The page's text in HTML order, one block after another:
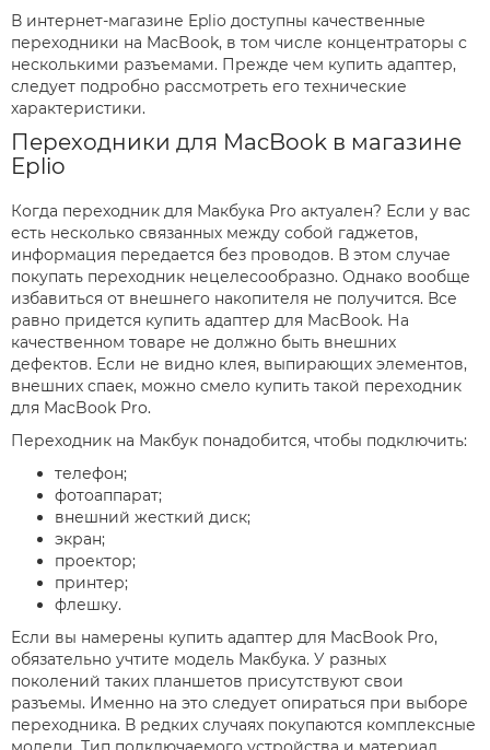
В интернет-магазине Eplio доступны качественные
переходники на MacBook, в том числе концентраторы с
несколькими разъемами. Прежде чем купить адаптер,
следует подробно рассмотреть его технические
характеристики.
Переходники для MacBook в магазине
Eplio
Когда переходник для Макбука Pro актуален? Если у вас
есть несколько связанных между собой гаджетов,
информация передается без проводов. В этом случае
покупать переходник нецелесообразно. Однако вообще
избавиться от внешнего накопителя не получится. Все
равно придется купить адаптер для MacBook. На
качественном товаре не должно быть внешних
дефектов. Если не видно клея, выпирающих элементов,
внешних спаек, можно смело купить такой переходник
для MacBook Pro.
Переходник на Макбук понадобится, чтобы подключить:
телефон;
фотоаппарат;
внешний жесткий диск;
экран;
проектор;
принтер;
флешку.
Если вы намерены купить адаптер для MacBook Pro,
обязательно учтите модель Макбука. У разных
поколений таких планшетов присутствуют свои
разъемы. Именно на это следует опираться при выборе
переходника. В редких случаях покупаются комплексные